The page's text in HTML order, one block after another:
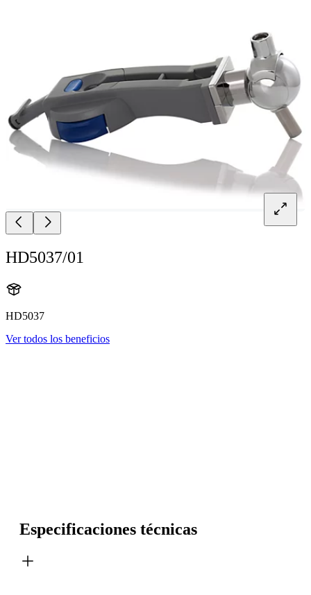
HD5037/01
HD5037
Ver todos los beneficios
Especificaciones técnicas